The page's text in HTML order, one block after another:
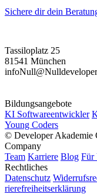
Sichere dir dein
Tassiloplatz 25
81541 München
infoNull@Nulldeveloper
Bildungsangebote
KI Softwareentwickler
Young Coders
© Developer Akademie
Company
Team Karriere Blog Für
Rechtliches
Datenschutz
rierefreiheitserklärung